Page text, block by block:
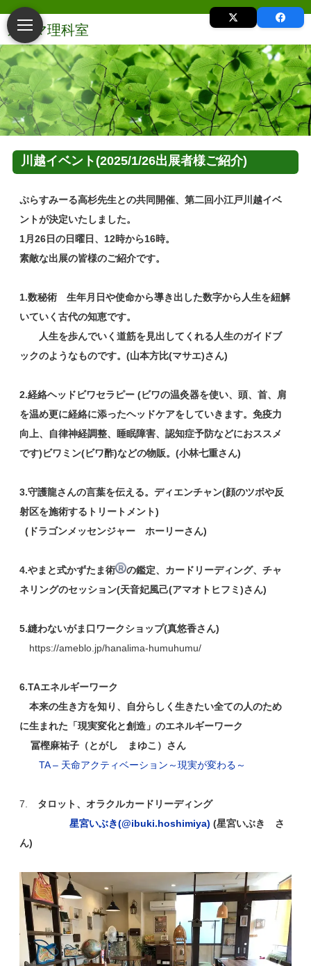
川越イベント(2025/1/26出展者様ご紹介)
ぷらすみーる高杉先生との共同開催、第二回小江戸川越イベ
ントが決定いたしました。
1月26日の日曜日、12時から16時。
素敵な出展の皆様のご紹介です。
1.数秘術 生年月日や使命から導き出した数字から人生を紐解
いていく古代の知恵です。
人生を歩んでいく道筋を見出してくれる人生のガイドブ
ックのようなものです。(山本方比(マサエ)さん)
2.経絡ヘッドビワセラピー (ビワの温灸器を使い、頭、首、肩
を温め更に経絡に添ったヘッドケアをしていきます。免疫力
向上、自律神経調整、睡眠障害、認知症予防などにおススメ
です)ビワミン(ビワ酢)などの物販。(小林七重さん)
3.守護龍さんの言葉を伝える。ディエンチャン(顔のツボや反
射区を施術するトリートメント)
(ドラゴンメッセンジャー ホーリーさん)
4.やまと式かずたま術
の鑑定、カードリーディング、チャ
ネリングのセッション(天音妃風己(アマオトヒフミ)さん)
5.縫わないがま口ワークショップ(真悠香さん)
https://ameblo.jp/hanalima-humuhumu/
6.TAエネルギーワーク
本来の生き方を知り、自分らしく生きたい全ての人のため
に生まれた「現実変化と創造」のエネルギーワーク
冨樫麻祐子（とがし まゆこ）さん
TA – 天命アクティベーション～現実が変わる～
7. タロット、オラクルカードリーディング
星宮いぶき(@ibuki.hoshimiya)(星宮いぶき さ
ん)